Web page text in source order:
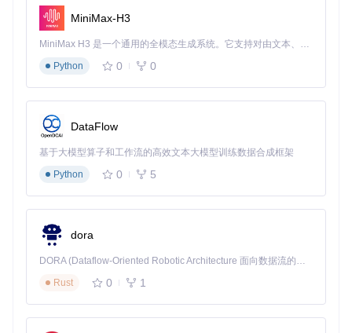
验证
用户指定：支持通过
igadier --model MacPro3,1）
2.2 驱动获取流程
解析Apple软件更新目录（默认或通过brigadier.plist
配置的自定义服务器）
根据型号匹配最新的Boot Camp ESD包
断点续传下载完整驱动包（支持HTTP/HTTPS协议）
自动校验文件哈希值确保完整性
📌注意事项：下载过程需保持网络稳定，建议使用有线连接。
大型驱动包（通常3-8GB）在5G网络环境下约需15-20分钟。
2.3 跨平台处理能力
自动解压
✅ 完全支持
✅ 完全支持
MiniMax-H3
MiniMax H3 是一个通用的全模态生成系统。它支持对由文本、图像、视频和音频组成的多模态上下文进行统一理解，并能生成分辨率高达 2K、时长可达 15 秒的带原生立体声音频的视频。得益于面向任务泛化的系统设计，H3 在预训练阶段就已具备广泛的多模态上下文理解与生成能力，能够出色地执行复杂的多模态指令。
Python
0 0
DataFlow
基于大模型算子和工作流的高效文本大模型训练数据合成框架
Python
0 5
dora
DORA (Dataflow-Oriented Robotic Architecture 面向数据流的机器人架构) 是为 AI 与具身智能机器人打造的高性能开发框架，以数据流范式重构开发逻辑，原生支持分布式部署与端边云协同 —— 无需复杂适配，即可实现一体端到端具身大小脑、VLA等模型部署，无缝衔接感知、推理、控制全链路，让 AI 能力与机器人动作深度融合。 依托 Rust 内核与零拷贝通信技术，它将具身大小脑、VLA等模型推理、多模态数据融合延迟压缩至微秒级，同时兼容 ROS2 生态与国产 AI 芯片，彻底降低具身智能机器人的开发门槛，让分布式部署下的 AI 赋能创新更高效、更灵活。
Rust
0 1